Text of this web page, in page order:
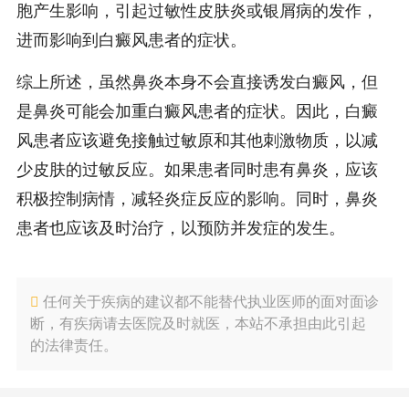
胞产生影响，引起过敏性皮肤炎或银屑病的发作，
进而影响到白癜风患者的症状。
综上所述，虽然鼻炎本身不会直接诱发白癜风，但
是鼻炎可能会加重白癜风患者的症状。因此，白癜
风患者应该避免接触过敏原和其他刺激物质，以减
少皮肤的过敏反应。如果患者同时患有鼻炎，应该
积极控制病情，减轻炎症反应的影响。同时，鼻炎
患者也应该及时治疗，以预防并发症的发生。
任何关于疾病的建议都不能替代执业医师的面对面诊
断，有疾病请去医院及时就医，本站不承担由此引起
的法律责任。